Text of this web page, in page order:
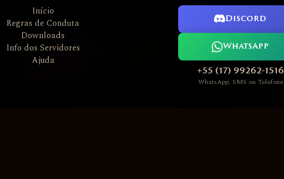
Início
Regras de Conduta
Downloads
Info dos Servidores
Ajuda
Discord
WhatsApp
+55 (17) 99262-1516
WhatsApp, SMS ou Telefone